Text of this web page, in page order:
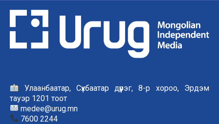
Улаанбаатар, Сүхбаатар дүүрэг, 8-р хороо, Эрдэм
тауэр 1201 тоот
medee@urug.mn
7600 2244